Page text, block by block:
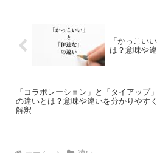
「かっこい
は？意味や
「コラボレーション」と「タイアップ」
の違いとは？意味や違いを分かりやすく
解釈